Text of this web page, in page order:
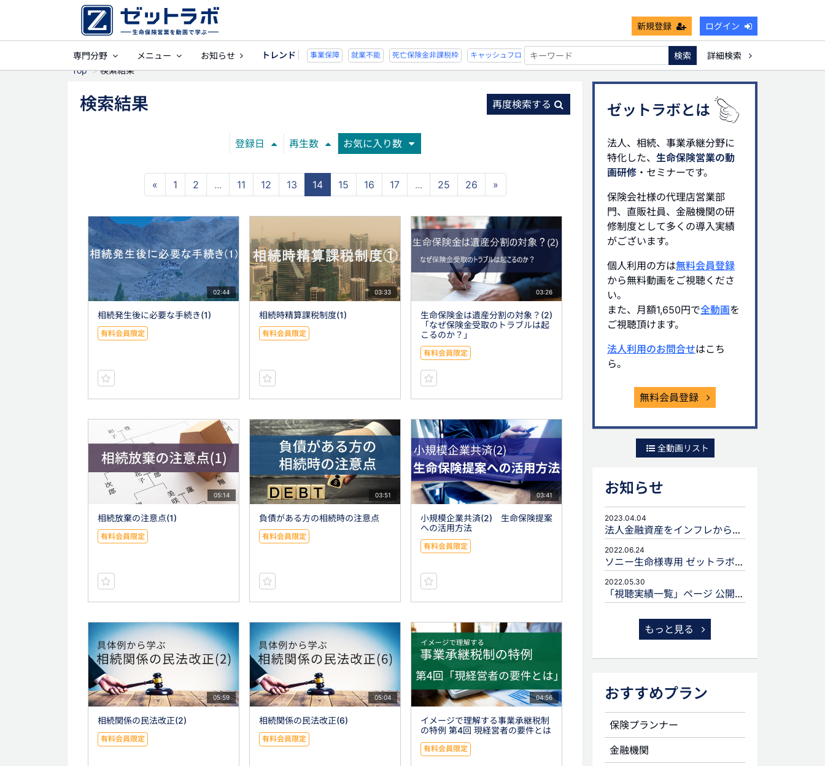
新規登録 ログイン
専門分野 メニュー お知らせ トレンド
事業保障 就業不能 死亡保険金非課税枠 キャッシュフロー 宗教法人 事業保障 就業不能 死亡保険金非課税枠 キャッシュフロー 宗教法人
検索
詳細検索
Top
検索結果
検索結果 再度検索する
登録日 再生数 お気に入り数
« 1 2 ... 11 12 13 14 15 16 17 ... 25 26 »
02:44
相続発生後に必要な手続き(1)
有料会員限定
03:33
相続時精算課税制度(1)
有料会員限定
03:26
生命保険金は遺産分割の対象？(2)
「なぜ保険金受取のトラブルは起
こるのか？」
有料会員限定
05:14
相続放棄の注意点(1)
有料会員限定
03:51
負債がある方の相続時の注意点
有料会員限定
03:41
小規模企業共済(2) 生命保険提案
への活用方法
有料会員限定
05:59
相続関係の民法改正(2)
有料会員限定
05:04
相続関係の民法改正(6)
有料会員限定
04:56
イメージで理解する事業承継税制
の特例 第4回 現経営者の要件とは
有料会員限定
ゼットラボとは
法人、相続、事業承継分野に
特化した、 生命保険営業の動
画研修 ・セミナーです。
保険会社様の代理店営業部
門、直販社員、金融機関の研
修制度として多くの導入実績
がございます。
個人利用の方は無料会員登録
から無料動画をご視聴くださ
い。
また、月額1,650円で全動画を
ご視聴頂けます。
法人利用のお問合せはこち
ら。
無料会員登録
全動画リスト
お知らせ
2023.04.04
法人金融資産をインフレから守るための生命保険活用
2022.06.24
ソニー生命様専用 ゼットラボforLIFEPLANNERのご案内
2022.05.30
「視聴実績一覧」ページ 公開のお知らせ
もっと見る
おすすめプラン
保険プランナー
金融機関